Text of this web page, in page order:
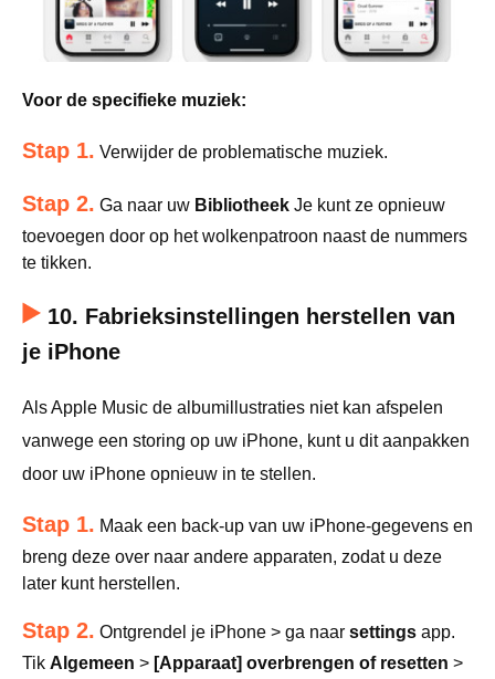
Voor de specifieke muziek:
Stap 1. Verwijder de problematische muziek.
Stap 2. Ga naar uw Bibliotheek Je kunt ze opnieuw
toevoegen door op het wolkenpatroon naast de nummers
te tikken.
10. Fabrieksinstellingen herstellen van
je iPhone
Als Apple Music de albumillustraties niet kan afspelen
vanwege een storing op uw iPhone, kunt u dit aanpakken
door uw iPhone opnieuw in te stellen.
Stap 1. Maak een back-up van uw iPhone-gegevens en
breng deze over naar andere apparaten, zodat u deze
later kunt herstellen.
Stap 2. Ontgrendel je iPhone > ga naar settings app.
Tik Algemeen > [Apparaat] overbrengen of resetten >